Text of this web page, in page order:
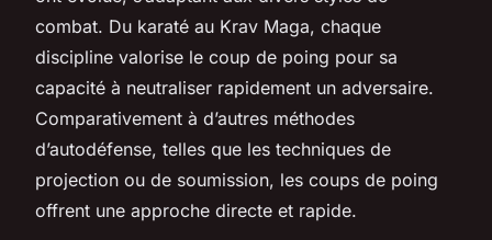
combat. Du karaté au Krav Maga, chaque
discipline valorise le coup de poing pour sa
capacité à neutraliser rapidement un adversaire.
Comparativement à d’autres méthodes
d’autodéfense, telles que les techniques de
projection ou de soumission, les coups de poing
offrent une approche directe et rapide.